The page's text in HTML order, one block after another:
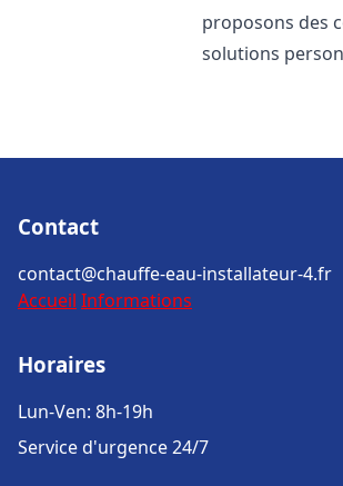
proposons des
solutions
Contact
contact@chauffe-eau-installateur-4.fr
Accueil Informations
Horaires
Lun-Ven: 8h-19h
Service d'urgence 24/7